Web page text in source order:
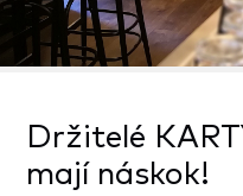
Držitelé
mají náskok!